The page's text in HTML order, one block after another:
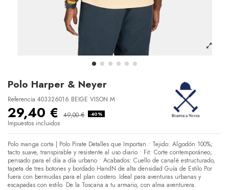
Polo Harper & Neyer
Referencia 403326016.BEIGE VISON.M
29,40 € 49,00 € -40%
Impuestos incluidos
Polo manga corta | Polo Pirate Detalles que Importan • Tejido: Algodón 100%;
tacto suave, transpirable y resistente al uso diario • Fit: Corte contemporáneo;
pensado para el día a día urbano • Acabados: Cuello de canalé estructurado,
tapeta de tres botones y bordado HandN de alta densidad Guía de Estilo Por
fuera con bermudas para el plan costero. Ideal para aventuras urbanas y
escapadas con estilo. De la Toscana a tu armario, con alma aventurera.